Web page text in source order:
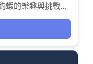
蝦的樂趣與挑戰，
敞明亮，適合休閒
一次的爆桶體驗。